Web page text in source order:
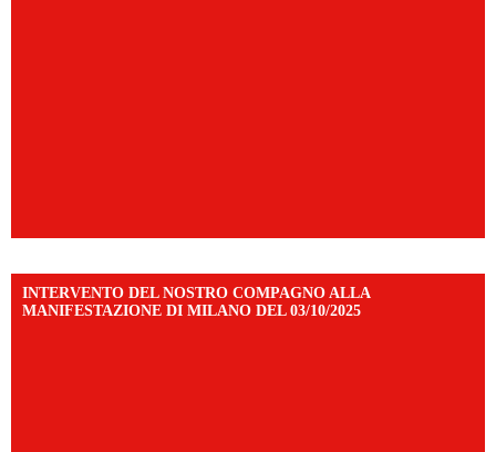
INTERVENTO DEL NOSTRO COMPAGNO ALLA
MANIFESTAZIONE DI MILANO DEL 03/10/2025